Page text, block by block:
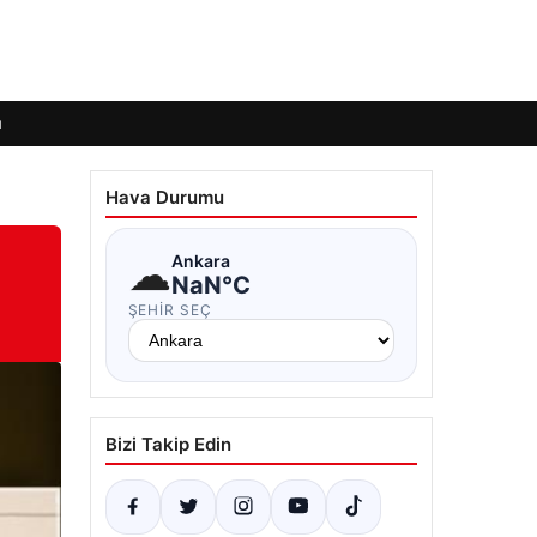
Hava Durumu
☁Ankara
NaN°C
ŞEHIR SEÇ
Bizi Takip Edin